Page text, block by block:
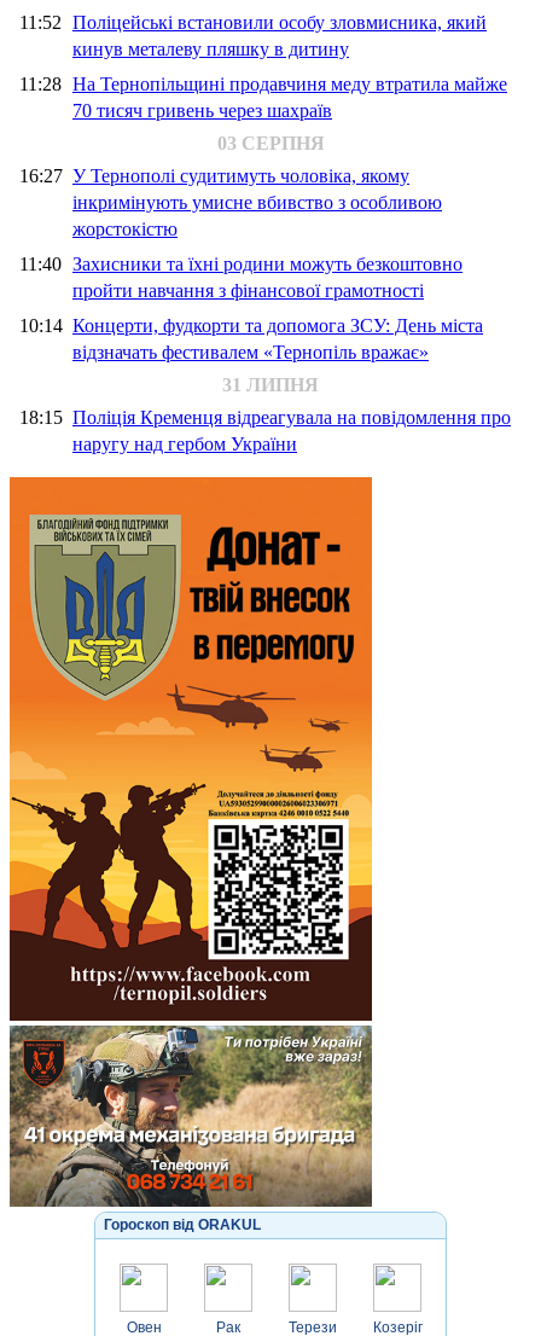
11:52 Поліцейські встановили особу зловмисника, який
кинув металеву пляшку в дитину
11:28 На Тернопільщині продавчиня меду втратила майже
70 тисяч гривень через шахраїв
03 СЕРПНЯ
16:27 У Тернополі судитимуть чоловіка, якому
інкримінують умисне вбивство з особливою
жорстокістю
11:40 Захисники та їхні родини можуть безкоштовно
пройти навчання з фінансової грамотності
10:14 Концерти, фудкорти та допомога ЗСУ: День міста
відзначать фестивалем «Тернопіль вражає»
31 ЛИПНЯ
18:15 Поліція Кременця відреагувала на повідомлення про
наругу над гербом України
Гороскоп від ORAKUL
Овен Рак Терези Козеріг